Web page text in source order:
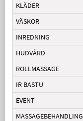
KLÄDER
VÄSKOR
INREDNING
HUDVÅRD
ROLLMASSAGE
IR BASTU
EVENT
MASSAGEBEHANDLING